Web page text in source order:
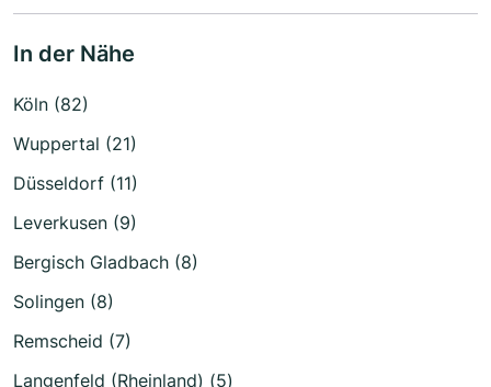
In der Nähe
Köln (82)
Wuppertal (21)
Düsseldorf (11)
Leverkusen (9)
Bergisch Gladbach (8)
Solingen (8)
Remscheid (7)
Langenfeld (Rheinland) (5)